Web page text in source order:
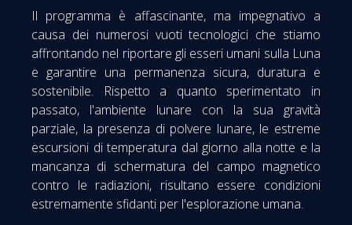
Il programma è affascinante, ma impegnativo a
causa dei numerosi vuoti tecnologici che stiamo
affrontando nel riportare gli esseri umani sulla Luna
e garantire una permanenza sicura, duratura e
sostenibile. Rispetto a quanto sperimentato in
passato, l'ambiente lunare con la sua gravità
parziale, la presenza di polvere lunare, le estreme
escursioni di temperatura dal giorno alla notte e la
mancanza di schermatura del campo magnetico
contro le radiazioni, risultano essere condizioni
estremamente sfidanti per l'esplorazione umana.